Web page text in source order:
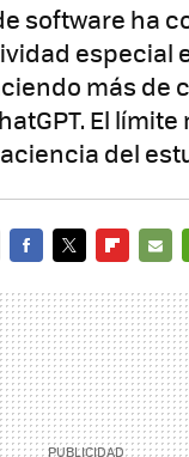
software ha
especial
más de
El límite
del
MAIL